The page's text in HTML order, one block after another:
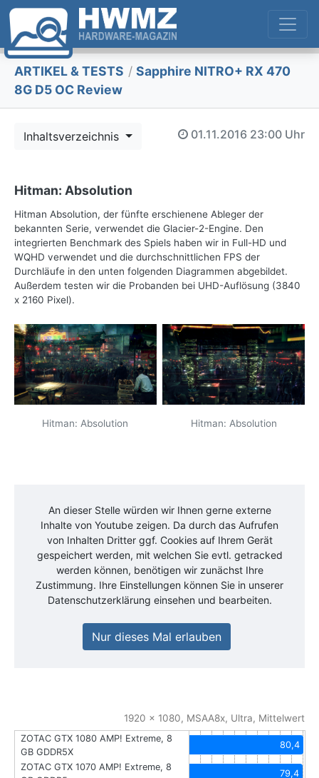
ARTIKEL & TESTS / Sapphire NITRO+ RX 470
8G D5 OC Review
Inhaltsverzeichnis 01.11.2016 23:00 Uhr
Hitman: Absolution
Hitman Absolution, der fünfte erschienene Ableger der
bekannten Serie, verwendet die Glacier-2-Engine. Den
integrierten Benchmark des Spiels haben wir in Full-HD und
WQHD verwendet und die durchschnittlichen FPS der
Durchläufe in den unten folgenden Diagrammen abgebildet.
Außerdem testen wir die Probanden bei UHD-Auflösung (3840
x 2160 Pixel).
Hitman: Absolution Hitman: Absolution
An dieser Stelle würden wir Ihnen gerne externe
Inhalte von Youtube zeigen. Da durch das Aufrufen
von Inhalten Dritter ggf. Cookies auf Ihrem Gerät
gespeichert werden, mit welchen Sie evtl. getracked
werden können, benötigen wir zunächst Ihre
Zustimmung. Ihre Einstellungen können Sie in unserer
Datenschutzerklärung einsehen und bearbeiten.
Nur dieses Mal erlauben
1920 x 1080, MSAA8x, Ultra, Mittelwert
ZOTAC GTX 1080 AMP! Extreme, 8
GB GDDR5X
80,4
ZOTAC GTX 1070 AMP! Extreme, 8
79,4